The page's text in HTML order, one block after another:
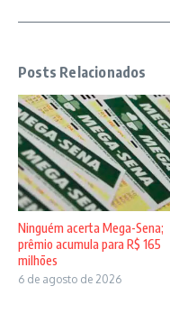
Posts Relacionados
Ninguém acerta Mega-Sena;
prêmio acumula para R$ 165
milhões
6 de agosto de 2026